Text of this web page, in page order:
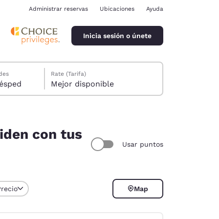
Administrar reservas Ubicaciones Ayuda
Inicia sesión o únete
1 huésped
Rate (Tarifa)
Mejor disponible
con tus
Usar puntos
Map